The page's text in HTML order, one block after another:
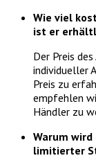
Wie viel
ist er
Der Preis
individueller
Preis zu
empfehlen
Händler zu
Warum
limitierter